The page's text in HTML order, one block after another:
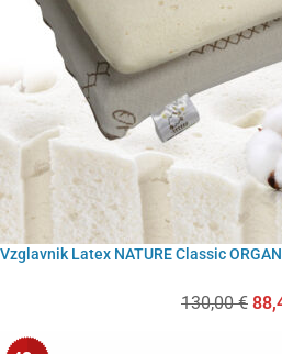
Vzglavnik Latex NATURE Classic
130,00€